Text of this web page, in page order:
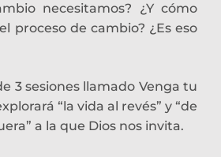
necesitamos? ¿Y cómo
proceso de cambio? ¿Es eso
3 sesiones llamado Venga tu
“la vida al revés” y “de
a la que Dios nos invita.